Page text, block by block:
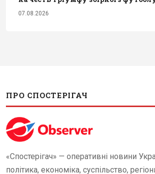
07.08.2026
ПРО СПОСТЕРІГАЧ
«Спостерігач» — оперативні новини
політика, економіка, суспільство,